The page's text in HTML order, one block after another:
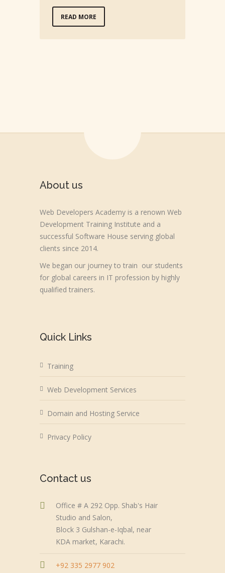
READ MORE
About us
Web Developers Academy is a renown Web
Development Training Institute and a
successful Software House serving global
clients since 2014.
We began our journey to train our students
for global careers in IT profession by highly
qualified trainers.
Quick Links
Training
Web Development Services
Domain and Hosting Service
Privacy Policy
Contact us
Office # A 292 Opp. Shab's Hair
Studio and Salon,
Block 3 Gulshan-e-Iqbal, near
KDA market, Karachi.
+92 335 2977 902